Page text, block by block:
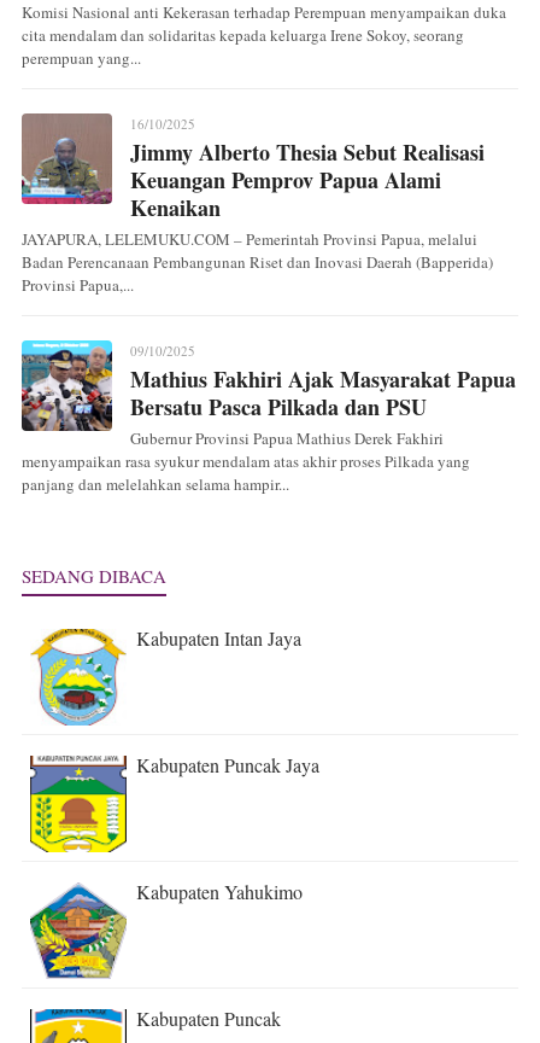
Komisi Nasional anti Kekerasan terhadap Perempuan menyampaikan duka
cita mendalam dan solidaritas kepada keluarga Irene Sokoy, seorang
perempuan yang...
16/10/2025
Jimmy Alberto Thesia Sebut Realisasi
Keuangan Pemprov Papua Alami
Kenaikan
JAYAPURA, LELEMUKU.COM – Pemerintah Provinsi Papua, melalui
Badan Perencanaan Pembangunan Riset dan Inovasi Daerah (Bapperida)
Provinsi Papua,...
09/10/2025
Mathius Fakhiri Ajak Masyarakat Papua
Bersatu Pasca Pilkada dan PSU
Gubernur Provinsi Papua Mathius Derek Fakhiri
menyampaikan rasa syukur mendalam atas akhir proses Pilkada yang
panjang dan melelahkan selama hampir...
SEDANG DIBACA
Kabupaten Intan Jaya
Kabupaten Puncak Jaya
Kabupaten Yahukimo
Kabupaten Puncak